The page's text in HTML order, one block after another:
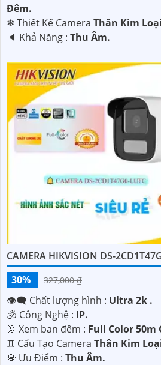
Đêm.
❄ Thiết Kế Camera Thân Kim
️🔈 Khả Năng : Thu Âm.
CAMERA HIKVISION DS-
30%
327,000 ₫
👁️‍🗨 Chất lượng hình : Ultra 2k .
🕉️ Công Nghệ : IP.
🌛 Xem ban đêm : Full Color 50m
♊ Cấu Tạo Camera Thân Kim
️💎 Ưu Điểm : Thu Âm.